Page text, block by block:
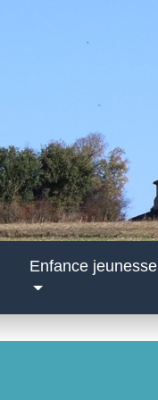
Enfance jeunesse